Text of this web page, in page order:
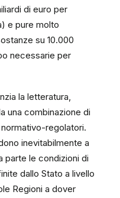
di euro per
e pure molto
su 10.000
necessarie per
la letteratura,
una combinazione di
regolatori.
inevitabilmente a
parte le condizioni di
dallo Stato a livello
Regioni a dover